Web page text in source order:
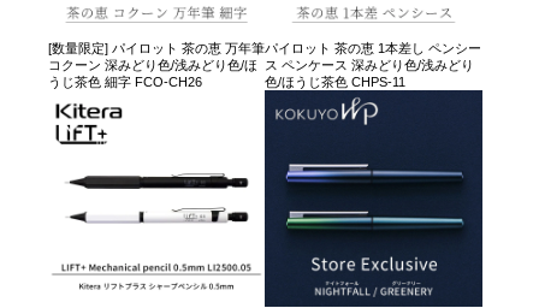
[数量限定] パイロット 茶の恵 万年筆
コクーン 深みどり色/浅みどり色/ほ
うじ茶色 細字 FCO-CH26
パイロット 茶の恵 1本差し ペンシー
ス ペンケース 深みどり色/浅みどり
色/ほうじ茶色 CHPS-11